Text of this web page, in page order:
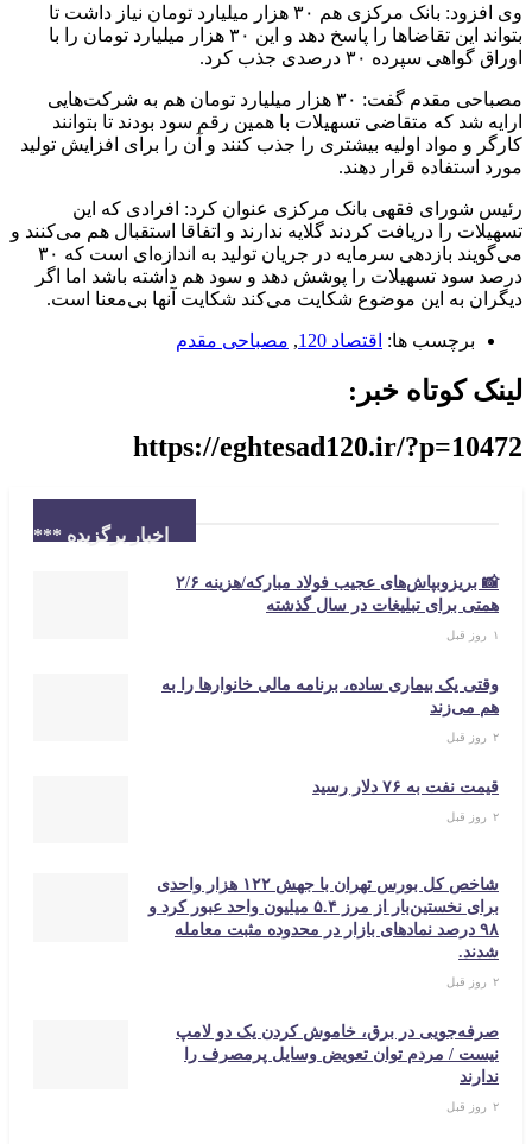
وی افزود: بانک مرکزی هم ۳۰ هزار میلیارد تومان نیاز داشت تا
بتواند این تقاضا‌ها را پاسخ دهد و این ۳۰ هزار میلیارد تومان را با
اوراق گواهی سپرده ۳۰ درصدی جذب کرد.
مصباحی مقدم گفت: ۳۰ هزار میلیارد تومان هم به شرکت‌هایی
ارایه شد که متقاضی تسهیلات با همین رقم سود بودند تا بتوانند
کارگر و مواد اولیه بیشتری را جذب کنند و آن را برای افزایش تولید
مورد استفاده قرار دهند.
رئیس شورای فقهی بانک مرکزی عنوان کرد: افرادی که این
تسهیلات را دریافت کردند گلایه ندارند و اتفاقا استقبال هم می‌کنند و
می‌گویند بازدهی سرمایه در جریان تولید به اندازه‌ای است که ۳۰
درصد سود تسهیلات را پوشش دهد و سود هم داشته باشد اما اگر
دیگران به این موضوع شکایت می‌کند شکایت آنها بی‌معنا است.
برچسب ها: اقتصاد 120 , مصباحی مقدم
لینک کوتاه خبر:
https://eghtesad120.ir/?p=10472
اخبار برگزیده ***
📸 بریزوبپاش‌های عجیب فولاد مبارکه/هزینه ۲/۶
همتی برای تبلیغات در سال گذشته
۱ روز قبل
وقتی یک بیماری ساده، برنامه مالی خانوارها را به
هم می‌زند
۲ روز قبل
قیمت نفت به ۷۶ دلار رسید
۲ روز قبل
شاخص کل بورس تهران با جهش ۱۲۲ هزار واحدی
برای نخستین‌بار از مرز ۵.۴ میلیون واحد عبور کرد و
۹۸ درصد نمادهای بازار در محدوده مثبت معامله
شدند.
۲ روز قبل
صرفه‌جویی در برق، خاموش کردن یک دو لامپ
نیست / مردم توان تعویض وسایل پرمصرف را
ندارند
۲ روز قبل